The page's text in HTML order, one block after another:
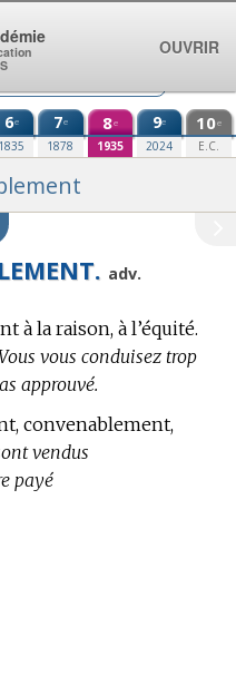
6e
1835
7e
1878
8e
1935
9e
2024
10e
E.C.
adv.
à la raison, à l’équité.
vous conduisez trop
approuvé.
convenablement,
vendus
payé
OUVRIR